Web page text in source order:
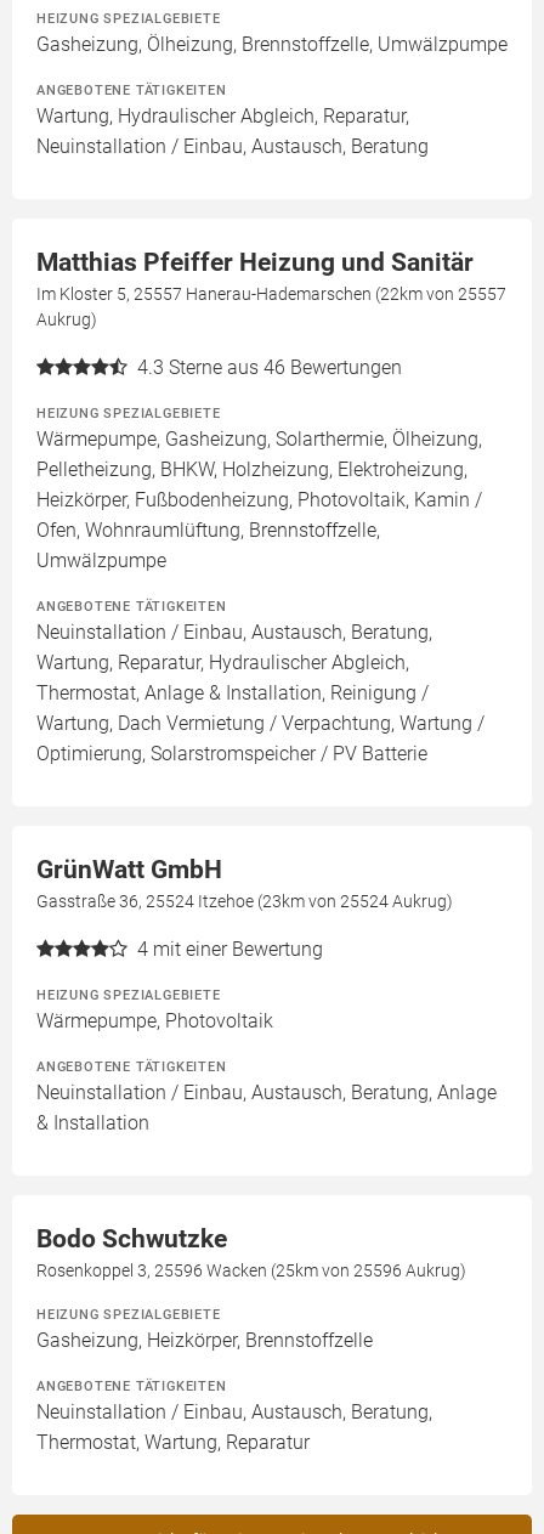
HEIZUNG SPEZIALGEBIETE
Gasheizung, Ölheizung, Brennstoffzelle, Umwälzpumpe
ANGEBOTENE TÄTIGKEITEN
Wartung, Hydraulischer Abgleich, Reparatur,
Neuinstallation / Einbau, Austausch, Beratung
Matthias Pfeiffer Heizung und Sanitär
Im Kloster 5, 25557 Hanerau-Hademarschen (22km von 25557
Aukrug)
4.3 Sterne aus 46 Bewertungen
HEIZUNG SPEZIALGEBIETE
Wärmepumpe, Gasheizung, Solarthermie, Ölheizung,
Pelletheizung, BHKW, Holzheizung, Elektroheizung,
Heizkörper, Fußbodenheizung, Photovoltaik, Kamin /
Ofen, Wohnraumlüftung, Brennstoffzelle,
Umwälzpumpe
ANGEBOTENE TÄTIGKEITEN
Neuinstallation / Einbau, Austausch, Beratung,
Wartung, Reparatur, Hydraulischer Abgleich,
Thermostat, Anlage & Installation, Reinigung /
Wartung, Dach Vermietung / Verpachtung, Wartung /
Optimierung, Solarstromspeicher / PV Batterie
GrünWatt GmbH
Gasstraße 36, 25524 Itzehoe (23km von 25524 Aukrug)
4 mit einer Bewertung
HEIZUNG SPEZIALGEBIETE
Wärmepumpe, Photovoltaik
ANGEBOTENE TÄTIGKEITEN
Neuinstallation / Einbau, Austausch, Beratung, Anlage
& Installation
Bodo Schwutzke
Rosenkoppel 3, 25596 Wacken (25km von 25596 Aukrug)
HEIZUNG SPEZIALGEBIETE
Gasheizung, Heizkörper, Brennstoffzelle
ANGEBOTENE TÄTIGKEITEN
Neuinstallation / Einbau, Austausch, Beratung,
Thermostat, Wartung, Reparatur